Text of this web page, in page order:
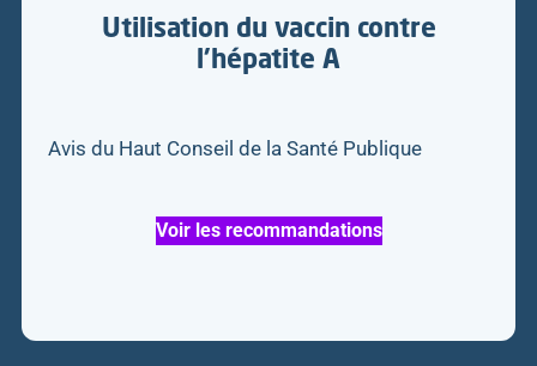
Utilisation du vaccin contre
l’hépatite A
Avis du Haut Conseil de la Santé Publique
Voir les recommandations